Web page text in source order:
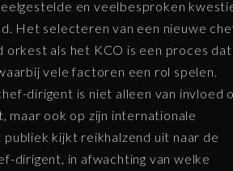
en veelbesproken
Het selecteren van een nieuwe
als het KCO is een proces dat
vele factoren een rol spelen.
dirigent is niet alleen van invloed
maar ook op zijn internationale
kijkt reikhalzend uit naar de
dirigent, in afwachting van welke